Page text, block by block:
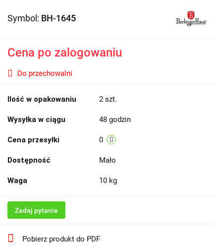
Symbol: BH-1645
Cena po zalogowaniu
Do przechowalni
Ilość w opakowaniu 2 szt.
Wysyłka w ciągu 48 godzin
Cena przesyłki 0
Dostępność Mało
Waga 10 kg
Zadaj pytanie
Pobierz produkt do PDF